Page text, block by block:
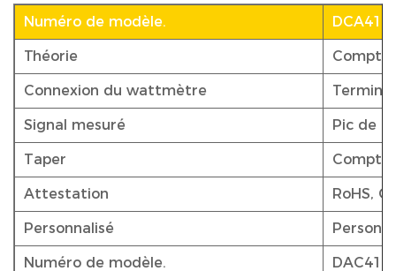
Numéro de modèle.
Théorie
Connexion du wattmètre Terminal
Signal mesuré Pic de
Taper
Attestation RoHS,
Personnalisé
Numéro de modèle.